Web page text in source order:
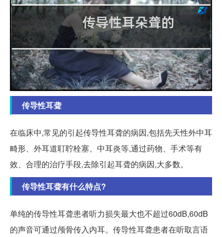
传导性耳聋
在临床中,常见的引起传导性耳聋的病因,包括先天性外中耳
畸形、外耳道耵聍栓塞、中耳炎等,通过药物、手术等有
效、合理的治疗手段,去除引起耳聋的病因,大多数。
传导性耳聋有什么特点?
单纯的传导性耳聋患者听力损失最大也不超过60dB,60dB
的声音可通过颅骨传入内耳。传导性耳聋患者在听取言语